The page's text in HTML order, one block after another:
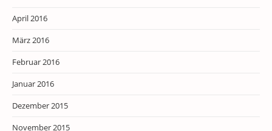
April 2016
März 2016
Februar 2016
Januar 2016
Dezember 2015
November 2015